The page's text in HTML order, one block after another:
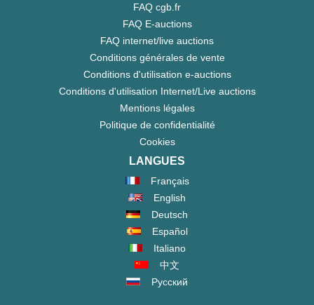
FAQ cgb.fr
FAQ E-auctions
FAQ internet/live auctions
Conditions générales de vente
Conditions d'utilisation e-auctions
Conditions d'utilisation Internet/Live auctions
Mentions légales
Politique de confidentialité
Cookies
LANGUES
Français
English
Deutsch
Español
Italiano
中文
Русский